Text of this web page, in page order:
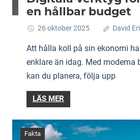
en hållbar budget
26 oktober 2025 David
Att hålla koll på sin ekonomi
enklare än idag. Med moderna
kan du planera, följa upp
LÄS MER
Fakta